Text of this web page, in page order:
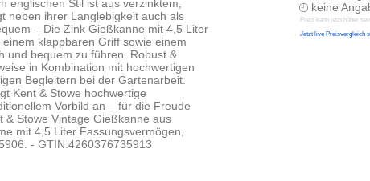
keine
Preis kann jetzt höher
Jetzt live Preisvergleich
englischen Stil ist aus verzinktem,
neben ihrer Langlebigkeit auch als
– Die Zink Gießkanne mit 4,5 Liter
klappbaren Griff sowie einem
und bequem zu führen. Robust &
in Kombination mit hochwertigen
Begleitern bei der Gartenarbeit.
Kent & Stowe hochwertige
Vorbild an – für die Freude
Stowe Vintage Gießkanne aus
mit 4,5 Liter Fassungsvermögen,
- GTIN:4260376735913